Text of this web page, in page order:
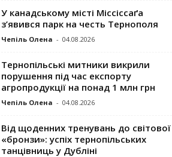
У канадському місті Міссіссаґа
з’явився парк на честь Тернополя
Чепіль Олена - 04.08.2026
Тернопільські митники викрили
порушення під час експорту
агропродукції на понад 1 млн грн
Чепіль Олена - 04.08.2026
Від щоденних тренувань до світової
«бронзи»: успіх тернопільських
танцівниць у Дубліні